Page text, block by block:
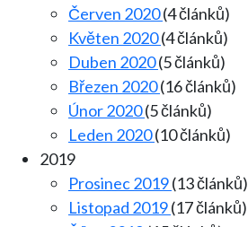
Červen 2020(4 článků)
Květen 2020(4 článků)
Duben 2020(5 článků)
Březen 2020(16 článků)
Únor 2020(5 článků)
Leden 2020(10 článků)
2019
Prosinec 2019(13 článků)
Listopad 2019(17 článků)